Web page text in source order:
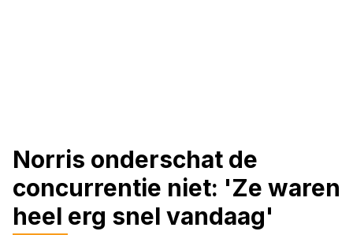
Norris onderschat de
concurrentie niet: 'Ze waren
heel erg snel vandaag'